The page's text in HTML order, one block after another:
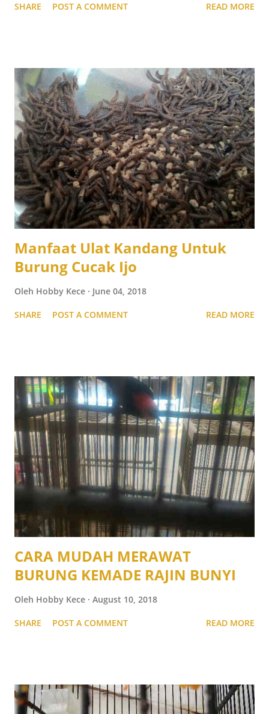
SHARE POST A COMMENT READ MORE
Manfaat Ulat Kandang Untuk
Burung Cucak Ijo
Oleh Hobby Kece June 04, 2018
SHARE POST A COMMENT READ MORE
CARA MUDAH MERAWAT
BURUNG KEMADE RAJIN BUNYI
Oleh Hobby Kece August 10, 2018
SHARE POST A COMMENT READ MORE